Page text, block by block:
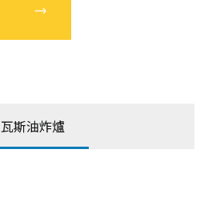
瓦斯油炸爐